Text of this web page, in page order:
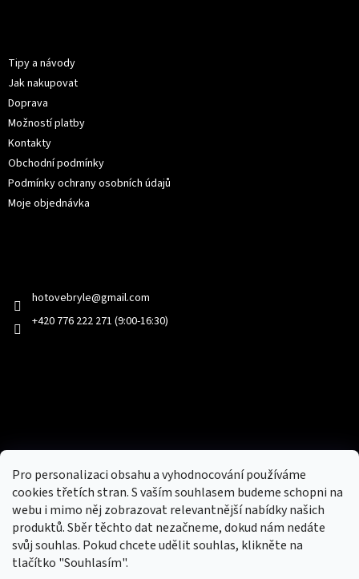
Pro personalizaci obsahu a vyhodnocování používáme
cookies třetích stran. S vaším souhlasem budeme schopni na
webu i mimo něj zobrazovat relevantnější nabídky našich
produktů. Sběr těchto dat nezačneme, dokud nám nedáte
svůj souhlas. Pokud chcete udělit souhlas, klikněte na
tlačítko "Souhlasím".
Tipy a návody
Jak nakupovat
Doprava
Možností platby
Kontakty
Obchodní podmínky
Podmínky ochrany osobních údajů
Moje objednávka
hotovebryle@gmail.com
+420 776 222 271 (9:00-16:30)